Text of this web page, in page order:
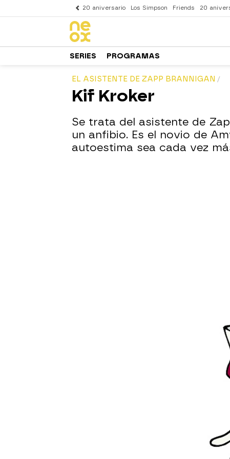
20 aniversario Los Simpson Friends 20
SERIES PROGRAMAS
EL ASISTENTE DE ZAPP BRANNIGAN
Kif Kroker
Se trata del asistente de
un anfibio. Es el novio de
autoestima sea cada vez